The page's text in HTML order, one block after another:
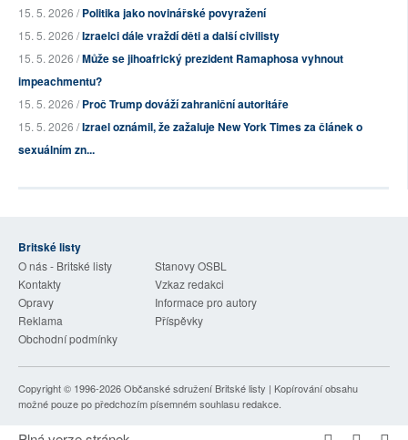
15. 5. 2026 /Politika jako novinářské povyražení
15. 5. 2026 /Izraelci dále vraždí děti a další civilisty
15. 5. 2026 /Může se jihoafrický prezident Ramaphosa vyhnout
impeachmentu?
15. 5. 2026 /Proč Trump dováží zahraniční autoritáře
15. 5. 2026 /Izrael oznámil, že zažaluje New York Times za článek o
sexuálním zn...
Britské listy
O nás - Britské listy
Stanovy OSBL
Kontakty
Vzkaz redakci
Opravy
Informace pro autory
Reklama
Příspěvky
Obchodní podmínky
Copyright © 1996-2026Občanské sdružení Britské listy | Kopírování obsahu
možné pouze po předchozím písemném souhlasu redakce.